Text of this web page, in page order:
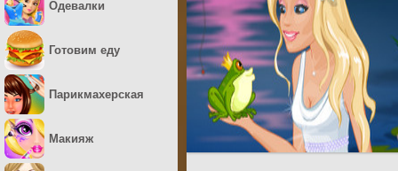
Одевалки
Готовим еду
Парикмахерская
Макияж